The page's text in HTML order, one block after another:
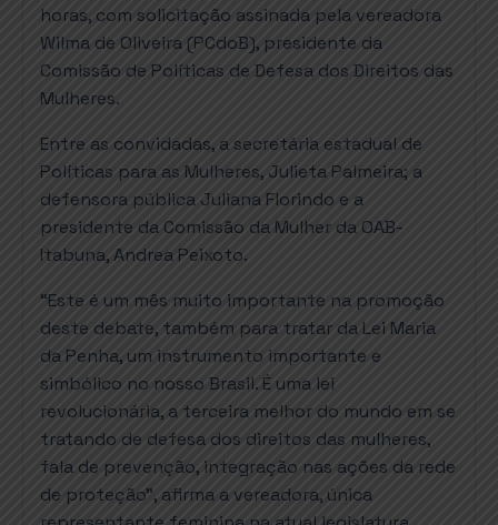
horas, com solicitação assinada pela vereadora
Wilma de Oliveira (PCdoB), presidente da
Comissão de Políticas de Defesa dos Direitos das
Mulheres.
Entre as convidadas, a secretária estadual de
Políticas para as Mulheres, Julieta Palmeira; a
defensora pública Juliana Florindo e a
presidente da Comissão da Mulher da OAB-
Itabuna, Andrea Peixoto.
“Este é um mês muito importante na promoção
deste debate, também para tratar da Lei Maria
da Penha, um instrumento importante e
simbólico no nosso Brasil. É uma lei
revolucionária, a terceira melhor do mundo em se
tratando de defesa dos direitos das mulheres,
fala de prevenção, integração nas ações da rede
de proteção”, afirma a vereadora, única